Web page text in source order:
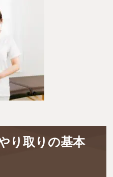
り取りの基本